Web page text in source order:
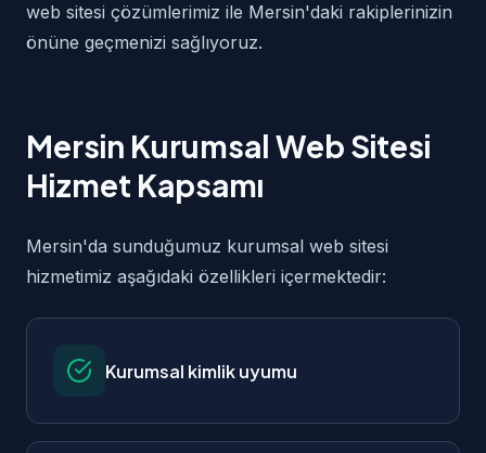
web sitesi çözümlerimiz ile Mersin'daki rakiplerinizin
önüne geçmenizi sağlıyoruz.
Mersin Kurumsal Web Sitesi
Hizmet Kapsamı
Mersin'da sunduğumuz kurumsal web sitesi
hizmetimiz aşağıdaki özellikleri içermektedir:
Kurumsal kimlik uyumu